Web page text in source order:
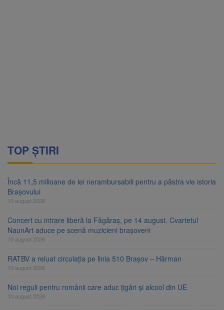
TOP ȘTIRI
Încă 11,5 milioane de lei nerambursabili pentru a păstra vie istoria
Brașovului
10 august 2026
Concert cu intrare liberă la Făgăraș, pe 14 august. Cvartetul
NaunArt aduce pe scenă muzicieni brașoveni
10 august 2026
RATBV a reluat circulația pe linia 510 Brașov – Hărman
10 august 2026
Noi reguli pentru românii care aduc țigări și alcool din UE
10 august 2026